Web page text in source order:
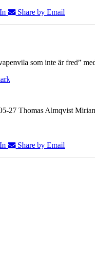
Share by Email
som inte är fred”
27 Thomas Almqvist
Share by Email